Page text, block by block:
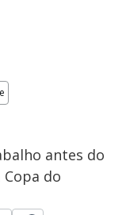
antes do
do